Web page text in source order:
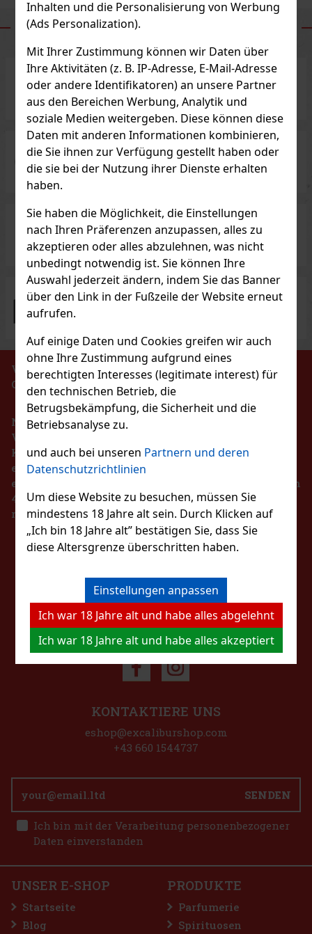
Inhalten und die Personalisierung von Werbung
(Ads Personalization).
Mit Ihrer Zustimmung können wir Daten über
Ihre Aktivitäten (z. B. IP-Adresse, E-Mail-Adresse
oder andere Identifikatoren) an unsere Partner
aus den Bereichen Werbung, Analytik und
soziale Medien weitergeben. Diese können diese
Daten mit anderen Informationen kombinieren,
die Sie ihnen zur Verfügung gestellt haben oder
die sie bei der Nutzung ihrer Dienste erhalten
haben.
Sie haben die Möglichkeit, die Einstellungen
nach Ihren Präferenzen anzupassen, alles zu
akzeptieren oder alles abzulehnen, was nicht
unbedingt notwendig ist. Sie können Ihre
Auswahl jederzeit ändern, indem Sie das Banner
über den Link in der Fußzeile der Website erneut
aufrufen.
Auf einige Daten und Cookies greifen wir auch
ohne Ihre Zustimmung aufgrund eines
berechtigten Interesses (legitimate interest) für
den technischen Betrieb, die
Betrugsbekämpfung, die Sicherheit und die
Betriebsanalyse zu.
und auch bei unseren Partnern und deren
Datenschutzrichtlinien
Um diese Website zu besuchen, müssen Sie
mindestens 18 Jahre alt sein. Durch Klicken auf
„Ich bin 18 Jahre alt” bestätigen Sie, dass Sie
diese Altersgrenze überschritten haben.
Einstellungen anpassen
Ich war 18 Jahre alt und habe alles abgelehnt
Ich war 18 Jahre alt und habe alles akzeptiert
VORTEILE UNSERES E-SHOPS
Excalibur Freeshop mit einerTradition seit 1994
5 000 Weine und Spirituosen Sorten
Investitionsalkoholzu günstigen Preisen
100% Ware auf Lager
VERBOT DES VERKAUFS VON ALKOHOLISCHEN
GETRÄNKEN AN PERSONEN UNTER 18 JAHREN !!!
Nach dem Gesetz über die Registrierung von
Verkäufen ist der Verkäufer verpflichtet, dem
Käufer eine Quittung auszustellen. Gleichzeitig ist
er verpflichtet, die erhaltenen Einnahmen im Falle
eines technischen Ausfalls spätestens innerhalb von
48 Stunden online beim Steuerverwalter zu
registrieren.
BLEIBEN SIE MIT
UNS IN KONTAKT
FOLGEN SIE UNS
SENDEN
Ich bin mit der Verarbeitung personenbezogener
Daten einverstanden
KONTAKTIERE UNS
eshop@excaliburshop.com
+43 660 1544737
UNSER E-SHOP
Startseite
Blog
PRODUKTE
Parfumerie
Spirituosen